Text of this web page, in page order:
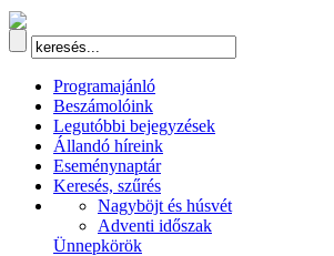
Programajánló
Beszámolóink
Legutóbbi bejegyzések
Állandó híreink
Eseménynaptár
Keresés, szűrés
Nagyböjt és húsvét
Adventi időszak
Ünnepkörök